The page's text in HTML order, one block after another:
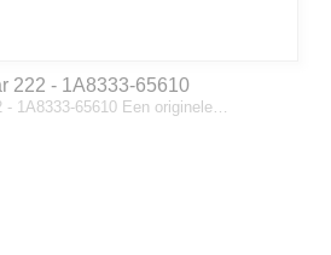
222 - 1A8333-65610
- 1A8333-65610 Een originele…